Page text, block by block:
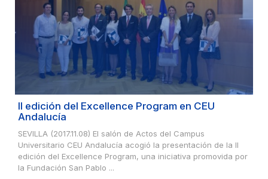
II edición del Excellence Program en CEU
Andalucía
SEVILLA (2017.11.08) El salón de Actos del Campus
Universitario CEU Andalucía acogió la presentación de la II
edición del Excellence Program, una iniciativa promovida por
la Fundación San Pablo ...